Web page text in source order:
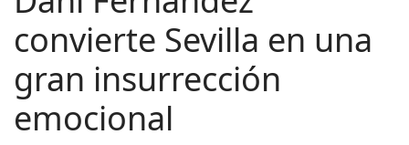
convierte Sevilla en una
gran insurrección
emocional